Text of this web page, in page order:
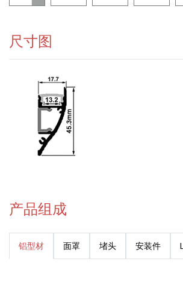
尺寸图
产品组成
铝型材 面罩 堵头 安装件